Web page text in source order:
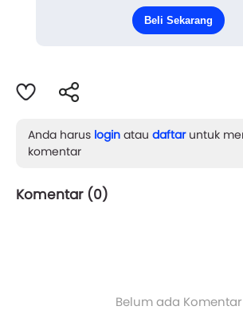
Sadikin bisa teramat laku seperti ini,
warung pemula yang be...
Beli Sekarang
Anda harus login atau daftaruntuk
komentar
Komentar (0)
Belum ada Komentar